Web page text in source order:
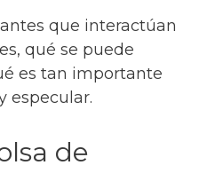
que interactúan
qué se puede
es tan importante
especular.
de